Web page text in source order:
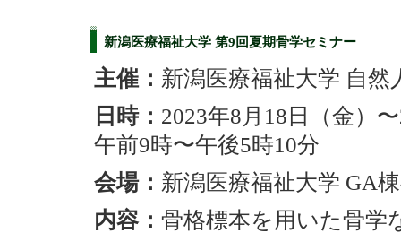
新潟医療福祉大学 第9回夏期骨学セミナー
主催： 新潟医療福祉大学 自然
日時： 2023年8月18日（金）
午前9時〜午後5時10分
会場： 新潟医療福祉大学 GA
内容： 骨格標本を用いた骨学